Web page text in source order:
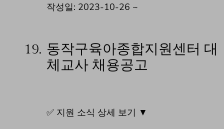
작성일: 2023-10-26 ~
19. 동작구육아종합지원센터 대
체교사 채용공고
✅ 지원 소식 상세 보기 ▼